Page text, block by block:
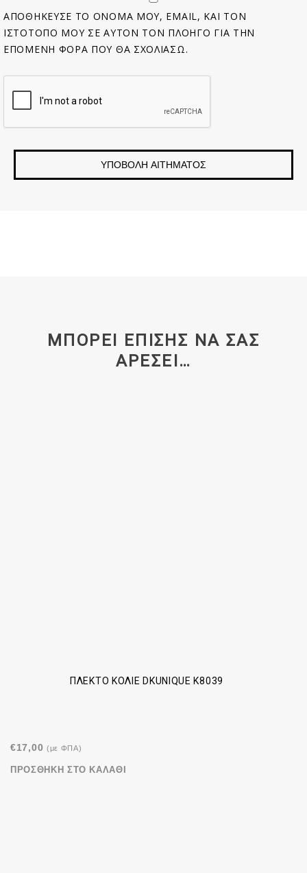
ΑΠΟΘΉΚΕΥΣΕ ΤΟ ΌΝΟΜΆ ΜΟΥ, EMAIL, ΚΑΙ ΤΟΝ
ΙΣΤΌΤΟΠΟ ΜΟΥ ΣΕ ΑΥΤΌΝ ΤΟΝ ΠΛΟΗΓΌ ΓΙΑ ΤΗΝ
ΕΠΌΜΕΝΗ ΦΟΡΆ ΠΟΥ ΘΑ ΣΧΟΛΙΆΣΩ.
ΜΠΟΡΕΊ ΕΠΊΣΗΣ ΝΑ ΣΑΣ
ΑΡΈΣΕΙ…
ΠΛΕΚΤΌ ΚΟΛΙΈ DKUNIQUE K8039
€17,00 (με ΦΠΑ)
ΠΡΟΣΘΉΚΗ ΣΤΟ ΚΑΛΆΘΙ